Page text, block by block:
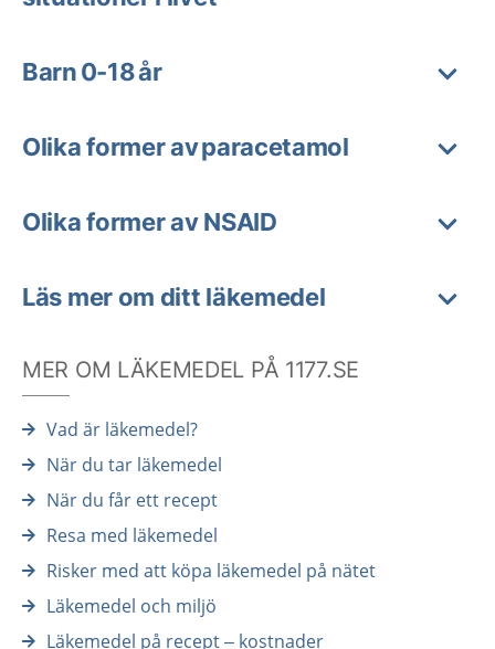
Barn 0-18 år
Olika former av paracetamol
Olika former av NSAID
Läs mer om ditt läkemedel
MER OM LÄKEMEDEL PÅ 1177.SE
Vad är läkemedel?
När du tar läkemedel
När du får ett recept
Resa med läkemedel
Risker med att köpa läkemedel på nätet
Läkemedel och miljö
Läkemedel på recept – kostnader